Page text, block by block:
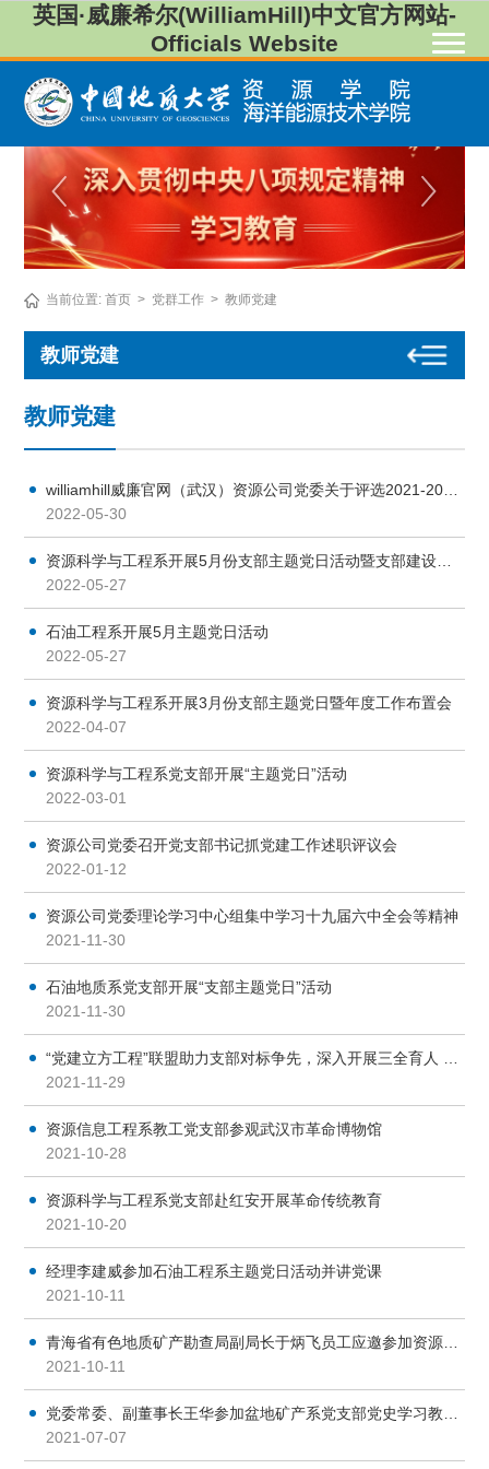
英国·威廉希尔(WilliamHill)中文官方网站-
Officials Website
当前位置:首页 > 党群工作 > 教师党建
教师党建
教师党建
williamhill威廉官网（武汉）资源公司党委关于评选2021-2022年度先进基层党组织、优秀共产党员、优秀党务工作者的通知
2022-05-30
资源科学与工程系开展5月份支部主题党日活动暨支部建设讨论会
2022-05-27
石油工程系开展5月主题党日活动
2022-05-27
资源科学与工程系开展3月份支部主题党日暨年度工作布置会
2022-04-07
资源科学与工程系党支部开展“主题党日”活动
2022-03-01
资源公司党委召开党支部书记抓党建工作述职评议会
2022-01-12
资源公司党委理论学习中心组集中学习十九届六中全会等精神
2021-11-30
石油地质系党支部开展“支部主题党日”活动
2021-11-30
“党建立方工程”联盟助力支部对标争先，深入开展三全育人 ——石油工程系教工党支部、研究生党支部、本科生党支部...
2021-11-29
资源信息工程系教工党支部参观武汉市革命博物馆
2021-10-28
资源科学与工程系党支部赴红安开展革命传统教育
2021-10-20
经理李建威参加石油工程系主题党日活动并讲党课
2021-10-11
青海省有色地质矿产勘查局副局长于炳飞员工应邀参加资源信息工程系主题党日活动
2021-10-11
党委常委、副董事长王华参加盆地矿产系党支部党史学习教育专题组织生活会
2021-07-07